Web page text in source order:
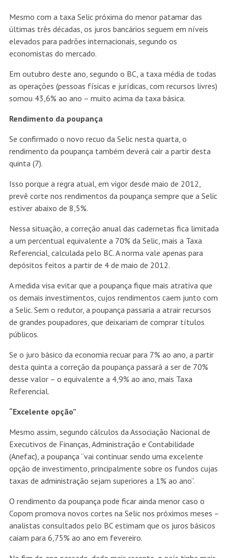
Mesmo com a taxa Selic próxima do menor patamar das
últimas três décadas, os juros bancários seguem em níveis
elevados para padrões internacionais, segundo os
economistas do mercado.
Em outubro deste ano, segundo o BC, a taxa média de todas
as operações (pessoas físicas e jurídicas, com recursos livres)
somou 43,6% ao ano – muito acima da taxa básica.
Rendimento da poupança
Se confirmado o novo recuo da Selic nesta quarta, o
rendimento da poupança também deverá cair a partir desta
quinta (7).
Isso porque a regra atual, em vigor desde maio de 2012,
prevê corte nos rendimentos da poupança sempre que a Selic
estiver abaixo de 8,5%.
Nessa situação, a correção anual das cadernetas fica limitada
a um percentual equivalente a 70% da Selic, mais a Taxa
Referencial, calculada pelo BC. A norma vale apenas para
depósitos feitos a partir de 4 de maio de 2012.
A medida visa evitar que a poupança fique mais atrativa que
os demais investimentos, cujos rendimentos caem junto com
a Selic. Sem o redutor, a poupança passaria a atrair recursos
de grandes poupadores, que deixariam de comprar títulos
públicos.
Se o juro básico da economia recuar para 7% ao ano, a partir
desta quinta a correção da poupança passará a ser de 70%
desse valor – o equivalente a 4,9% ao ano, mais Taxa
Referencial.
“Excelente opção”
Mesmo assim, segundo cálculos da Associação Nacional de
Executivos de Finanças, Administração e Contabilidade
(Anefac), a poupança “vai continuar sendo uma excelente
opção de investimento, principalmente sobre os fundos cujas
taxas de administração sejam superiores a 1% ao ano”.
O rendimento da poupança pode ficar ainda menor caso o
Copom promova novos cortes na Selic nos próximos meses –
analistas consultados pelo BC estimam que os juros básicos
caiam para 6,75% ao ano em fevereiro.